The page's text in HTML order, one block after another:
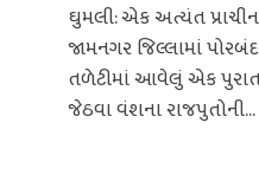
ઘુમલી: એક અત્યંત
જામનગર જિલ્લામાં
તળેટીમાં આવેલું એક
જેઠવા વંશના રાજપુતોની...